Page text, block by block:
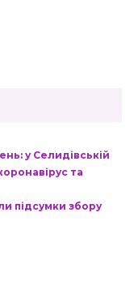
у Селидівській
та
підсумки збору